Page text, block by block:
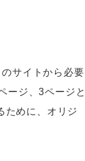
サイトから必要
ージ、3ページと
ために、オリジ